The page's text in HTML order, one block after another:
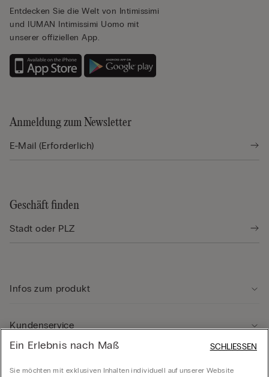
Entdecken Sie die Welt von Intimissimi
und IUMAN Intimissimi Uomo mit
unserer offiziellen App.
Anmeldung zum Newsletter
Geschäft finden
Infos zum produkt
Kundenservice
Ein Erlebnis nach Maß
Sie möchten mit exklusiven Inhalten individuell auf unserer Website
SCHLIESSEN